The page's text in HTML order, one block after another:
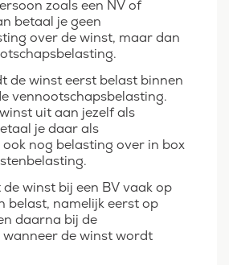
zoals een NV of
betaal je geen
over de winst, maar dan
de winst eerst belast binnen
vennootschapsbelasting.
uit aan jezelf als
je daar als
nog belasting over in box
winst bij een BV vaak op
belast, namelijk eerst op
daarna bij de
de winst wordt